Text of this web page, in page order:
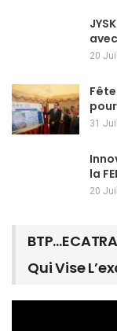
20
31
la
20
Qui Vise